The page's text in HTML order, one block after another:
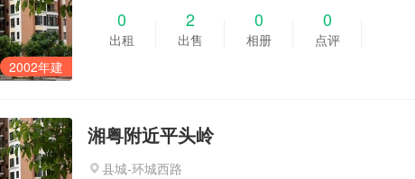
2002年建
0
出租
2
出售
0
相册
0
点评
湘粤附近平头岭
县城-环城西路